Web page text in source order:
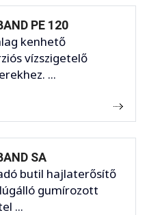
PE 120
kenhető
vízszigetelő
...
SA
butil hajlaterősítő
gumírozott
...